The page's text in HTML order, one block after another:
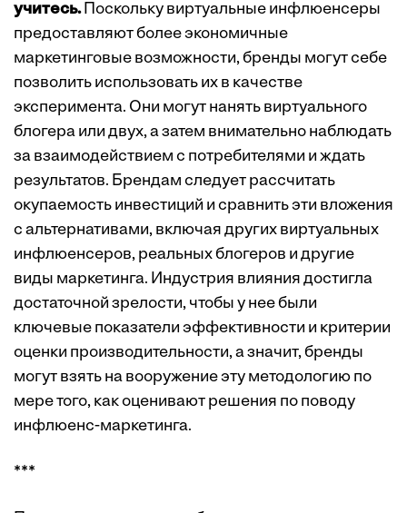
учитесь.Поскольку виртуальные инфлюенсеры
предоставляют более экономичные
маркетинговые возможности, бренды могут себе
позволить использовать их в качестве
эксперимента. Они могут нанять виртуального
блогера или двух, а затем внимательно наблюдать
за взаимодействием с потребителями и ждать
результатов. Брендам следует рассчитать
окупаемость инвестиций и сравнить эти вложения
с альтернативами, включая других виртуальных
инфлюенсеров, реальных блогеров и другие
виды маркетинга. Индустрия влияния достигла
достаточной зрелости, чтобы у нее были
ключевые показатели эффективности и критерии
оценки производительности, а значит, бренды
могут взять на вооружение эту методологию по
мере того, как оценивают решения по поводу
инфлюенс-маркетинга.
***